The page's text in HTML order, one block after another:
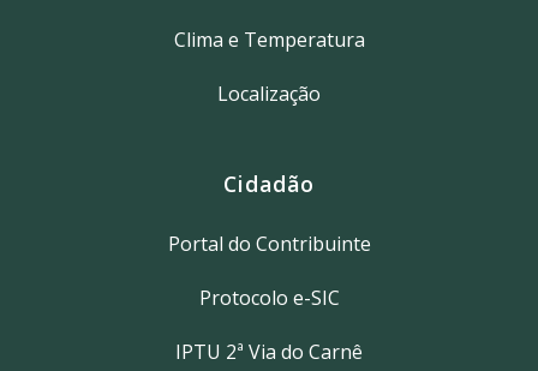
Clima e Temperatura
Localização
Cidadão
Portal do Contribuinte
Protocolo e-SIC
IPTU 2ª Via do Carnê